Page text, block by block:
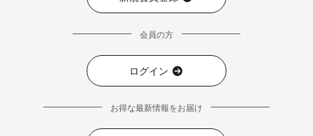
会員の方
ログイン
お得な最新情報をお届け